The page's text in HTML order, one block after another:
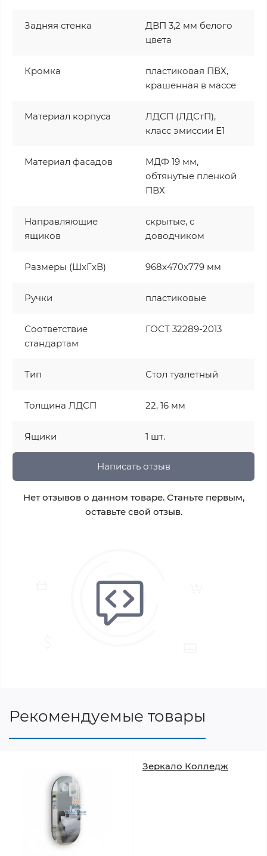
Задняя стенка
ДВП 3,2 мм белого
цвета
Кромка
пластиковая ПВХ,
крашенная в массе
Материал корпуса
ЛДСП (ЛДСтП),
класс эмиссии Е1
Материал фасадов
МДФ 19 мм,
обтянутые пленкой
ПВХ
Направляющие
ящиков
скрытые, с
доводчиком
Размеры (ШxГxВ) 968x470x779 мм
Ручки пластиковые
Соответствие
стандартам
ГОСТ 32289-2013
Тип Стол туалетный
Толщина ЛДСП 22, 16 мм
Ящики 1 шт.
Написать отзыв
Нет отзывов о данном товаре. Станьте первым,
оставьте свой отзыв.
Рекомендуемые товары
Зеркало Колледж